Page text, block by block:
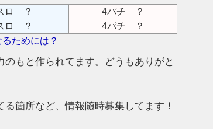
ロ ？
4パチ ？
ロ ？
4パチ ？
ためには？
もと作られてます。どうもありがと
箇所など、情報随時募集してます！